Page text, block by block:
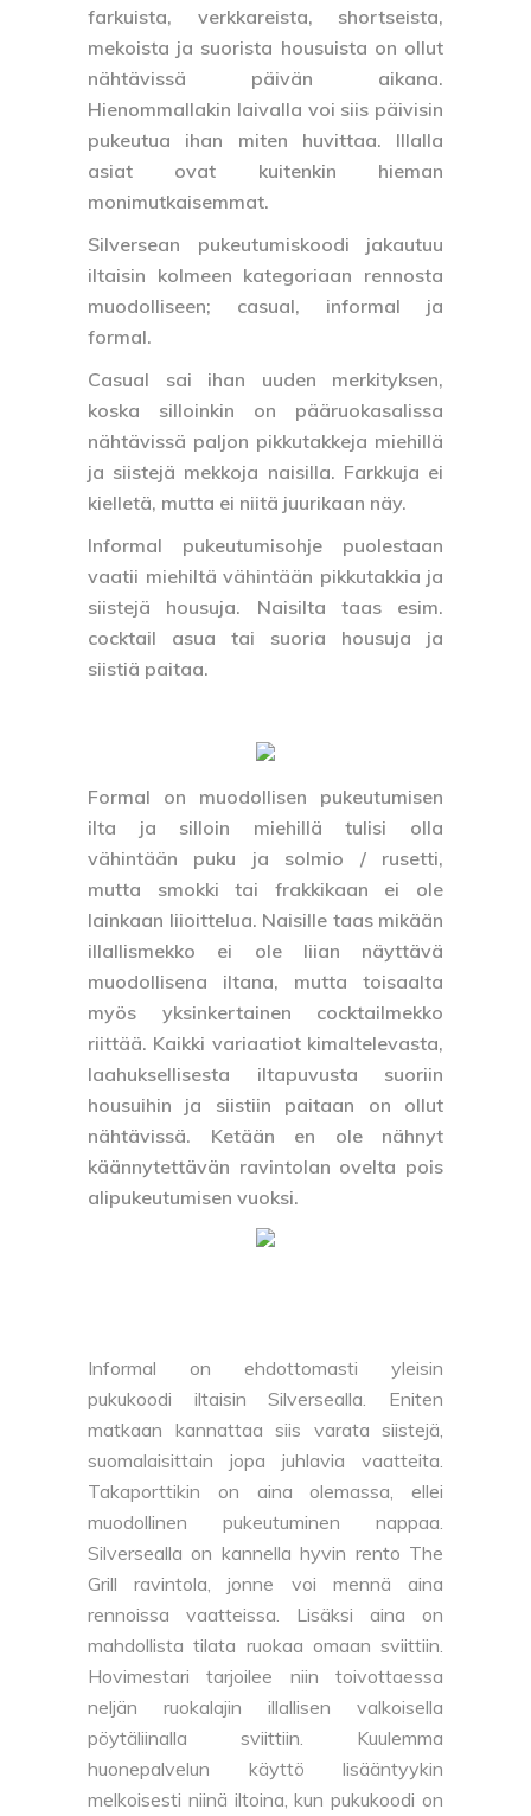
farkuista, verkkareista, shortseista,
mekoista ja suorista housuista on ollut
nähtävissä päivän aikana.
Hienommallakin laivalla voi siis päivisin
pukeutua ihan miten huvittaa. Illalla
asiat ovat kuitenkin hieman
monimutkaisemmat.
Silversean pukeutumiskoodi jakautuu
iltaisin kolmeen kategoriaan rennosta
muodolliseen; casual, informal ja
formal.
Casual sai ihan uuden merkityksen,
koska silloinkin on pääruokasalissa
nähtävissä paljon pikkutakkeja miehillä
ja siistejä mekkoja naisilla. Farkkuja ei
kielletä, mutta ei niitä juurikaan näy.
Informal pukeutumisohje puolestaan
vaatii miehiltä vähintään pikkutakkia ja
siistejä housuja. Naisilta taas esim.
cocktail asua tai suoria housuja ja
siistiä paitaa.
Formal on muodollisen pukeutumisen
ilta ja silloin miehillä tulisi olla
vähintään puku ja solmio / rusetti,
mutta smokki tai frakkikaan ei ole
lainkaan liioittelua. Naisille taas mikään
illallismekko ei ole liian näyttävä
muodollisena iltana, mutta toisaalta
myös yksinkertainen cocktailmekko
riittää. Kaikki variaatiot kimaltelevasta,
laahuksellisesta iltapuvusta suoriin
housuihin ja siistiin paitaan on ollut
nähtävissä. Ketään en ole nähnyt
käännytettävän ravintolan ovelta pois
alipukeutumisen vuoksi.
Informal on ehdottomasti yleisin
pukukoodi iltaisin Silversealla. Eniten
matkaan kannattaa siis varata siistejä,
suomalaisittain jopa juhlavia vaatteita.
Takaporttikin on aina olemassa, ellei
muodollinen pukeutuminen nappaa.
Silversealla on kannella hyvin rento The
Grill ravintola, jonne voi mennä aina
rennoissa vaatteissa. Lisäksi aina on
mahdollista tilata ruokaa omaan sviittiin.
Hovimestari tarjoilee niin toivottaessa
neljän ruokalajin illallisen valkoisella
pöytäliinalla sviittiin. Kuulemma
huonepalvelun käyttö lisääntyykin
melkoisesti niinä iltoina, kun pukukoodi on